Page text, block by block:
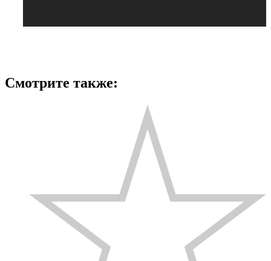
Смотрите также: